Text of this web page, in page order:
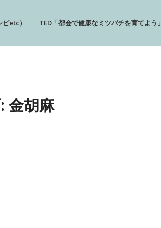
etc） TED「都会で健康なミツバチを育てよう」
金胡麻